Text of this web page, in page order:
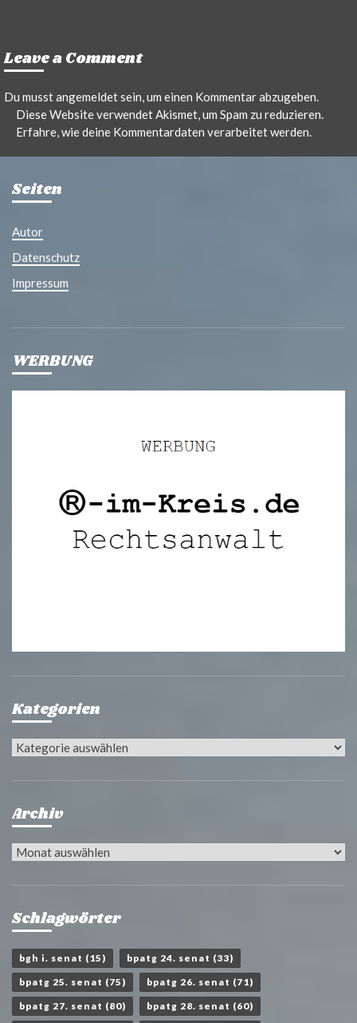
Leave a Comment
Du musstangemeldetsein, um einen Kommentar abzugeben.
Diese Website verwendet Akismet, um Spam zu reduzieren.
Erfahre, wie deine Kommentardaten verarbeitet werden.
Seiten
Autor
Datenschutz
Impressum
WERBUNG
Kategorien
Kategorien
Archiv
Archiv
Schlagwörter
bgh i. senat (15) bpatg 24. senat (33)
bpatg 25. senat (75) bpatg 26. senat (71)
bpatg 27. senat (80) bpatg 28. senat (60)